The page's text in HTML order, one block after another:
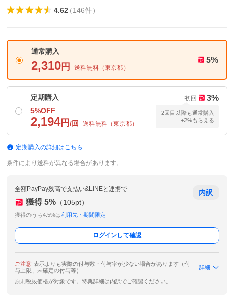
4.62（146件）
通常購入
2,310 円 送料無料（東京都）
5%
定期購入
5%OFF
2,194円/回 送料無料（東京都）
初回 3%
2回目以降も通常購入
+2%もらえる
定期購入の詳細はこちら
条件により送料が異なる場合があります。
全額PayPay残高で支払い&LINEと連携で
獲得 5% （105pt）
獲得のうち4.5%は利用先・期間限定
内訳
ログインして確認
ご注意 表示よりも実際の付与数・付与率が少ない場合があります（付
与上限、未確定の付与等）
詳細
原則税抜価格が対象です。特典詳細は内訳でご確認ください。